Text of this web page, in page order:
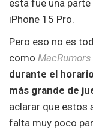
esta fue una
iPhone 15 Pro.
Pero eso no es
como MacRumors
durante el
más grande de
aclarar que estos
falta muy poco